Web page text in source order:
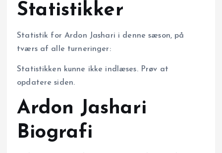
Statistikker
Statistik for Ardon Jashari i denne sæson, på
tværs af alle turneringer:
Statistikken kunne ikke indlæses. Prøv at
opdatere siden.
Ardon Jashari
Biografi